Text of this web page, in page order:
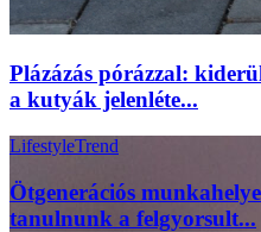
Plázázás pórázzal:
a kutyák jelenléte...
LifestyleTrend
Ötgenerációs
tanulnunk a felgyorsult...